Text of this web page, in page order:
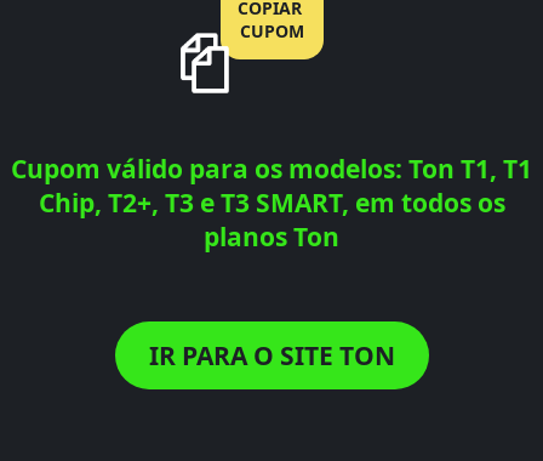
COPIAR
CUPOM
Cupom válido para os modelos: Ton T1, T1
Chip, T2+, T3 e T3 SMART, em todos os
planos Ton
IR PARA O SITE TON